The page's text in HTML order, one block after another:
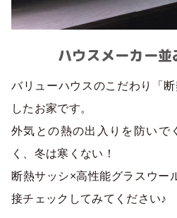
ハウスメーカー
バリューハウスのこだわり「
したお家です。
外気との熱の出入りを防いで
く、冬は寒くない！
断熱サッシ×高性能グラスウー
接チェックしてみてください♪